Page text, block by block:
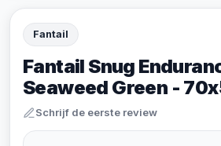
Fantail
Fantail Snug
Seaweed Green -
Schrijf de eerste review